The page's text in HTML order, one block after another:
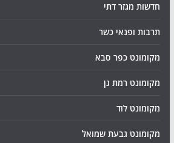
חדשות מגזר דתי
תרבות ופנאי כשר
מקומונט כפר סבא
מקומונט רמת גן
מקומונט לוד
מקומונט גבעת שמואל